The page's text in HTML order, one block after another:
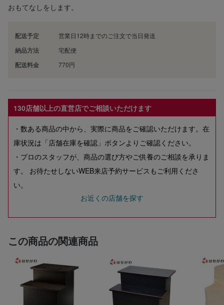
おもてなしをします。
配送予定 営業日12時までのご注文で当日発送
納品方法 宅配便
配送料金 770円
130店舗以上の直営店でご相談いただけます
・数ある商品の中から、実際に商品をご確認いただけます。在
庫状況は「店舗在庫を確認」ボタンよりご確認ください。
・プロのスタッフが、商品の選び方やご供養のご相談を承りま
す。 お待たせしないWEB来店予約サービスもご利用くださ
い。
お近くの店舗を探す
この商品の関連商品